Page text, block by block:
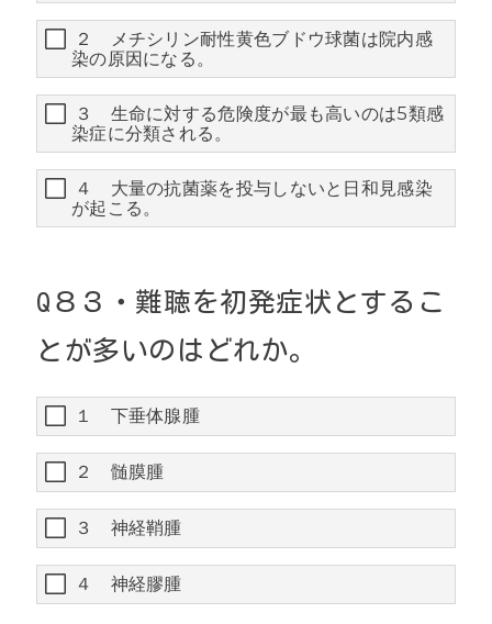
２ メチシリン耐性黄色ブドウ球菌は院内感
染の原因になる。
３ 生命に対する危険度が最も高いのは5類感
染症に分類される。
４ 大量の抗菌薬を投与しないと日和見感染
が起こる。
Q８ ３・ 難聴を初発症状とするこ
とが多いのはどれか。
１ 下垂体腺腫
２ 髄膜腫
３ 神経鞘腫
４ 神経膠腫